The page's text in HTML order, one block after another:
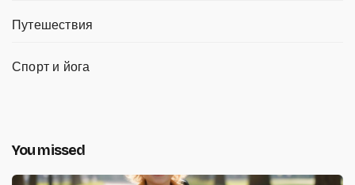
Путешествия
Спорт и йога
You missed